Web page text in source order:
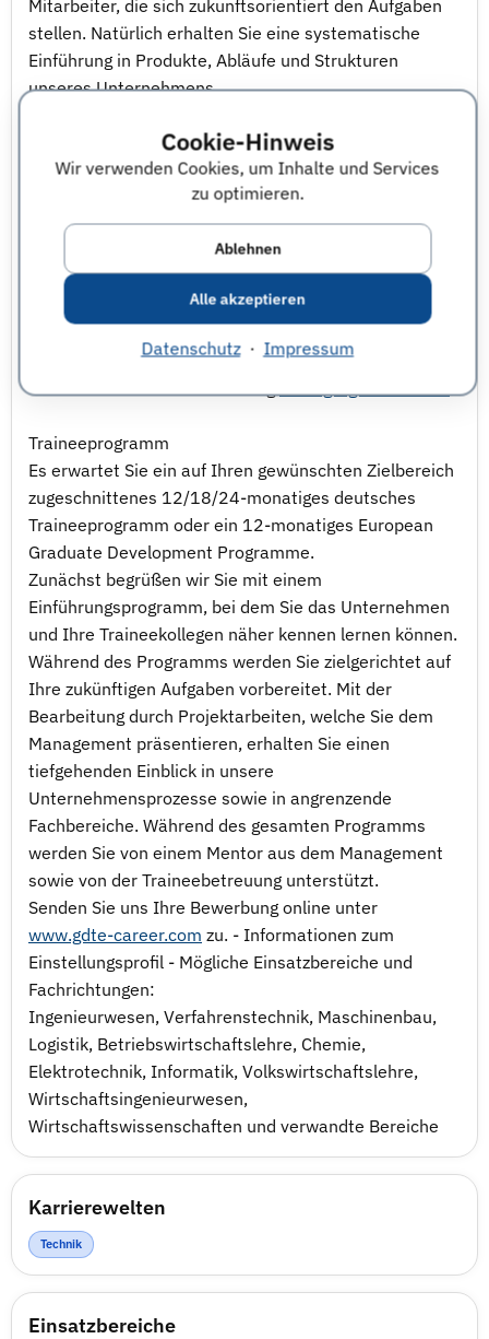
Cookie-Hinweis
Wir verwenden Cookies, um Inhalte und Services
zu optimieren.
Ablehnen
Alle akzeptieren
Datenschutz· Impressum
Mitarbeiter, die sich zukunftsorientiert den Aufgaben
stellen. Natürlich erhalten Sie eine systematische
Einführung in Produkte, Abläufe und Strukturen
unseres Unternehmens.
und Methodenkompetenz weiterentwickeln -
kontinuierliche Weiterentwicklung schreiben wir groß,
denn Goodyear Dunlop ist immer in Fahrt.
Anforderungen an die Bewerber:
Um mit Goodyear durchzustarten bringen Sie als
Hochschulabsolvent hervorragende Qualifikationen
und praktische Erfahrungen durch einschlägige
Informieren Sie sich über offene Stellen oder senden
Sie uns Ihre Initiativbewerbungwww.gdtg-karriere.de
Traineeprogramm
Es erwartet Sie ein auf Ihren gewünschten Zielbereich
zugeschnittenes 12/18/24-monatiges deutsches
Traineeprogramm oder ein 12-monatiges European
Graduate Development Programme.
Zunächst begrüßen wir Sie mit einem
Einführungsprogramm, bei dem Sie das Unternehmen
und Ihre Traineekollegen näher kennen lernen können.
Während des Programms werden Sie zielgerichtet auf
Ihre zukünftigen Aufgaben vorbereitet. Mit der
Bearbeitung durch Projektarbeiten, welche Sie dem
Management präsentieren, erhalten Sie einen
tiefgehenden Einblick in unsere
Unternehmensprozesse sowie in angrenzende
Fachbereiche. Während des gesamten Programms
werden Sie von einem Mentor aus dem Management
sowie von der Traineebetreuung unterstützt.
Senden Sie uns Ihre Bewerbung online unter
www.gdte-career.com zu. - Informationen zum
Einstellungsprofil - Mögliche Einsatzbereiche und
Fachrichtungen:
Ingenieurwesen, Verfahrenstechnik, Maschinenbau,
Logistik, Betriebswirtschaftslehre, Chemie,
Elektrotechnik, Informatik, Volkswirtschaftslehre,
Wirtschaftsingenieurwesen,
Wirtschaftswissenschaften und verwandte Bereiche
Karrierewelten
Technik
Einsatzbereiche